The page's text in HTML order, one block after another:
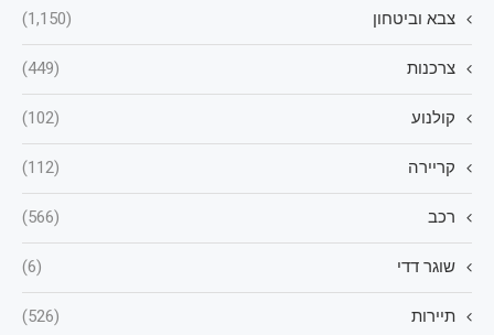
צבא וביטחון (1,150)
צרכנות (449)
קולנוע (102)
קריירה (112)
רכב (566)
שוגר דדי (6)
תיירות (526)